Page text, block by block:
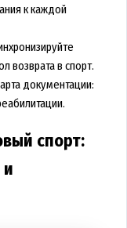
к каждой
возврата в спорт.
документации:
спорт:
и